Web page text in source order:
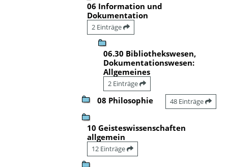
06 Information und
Dokumentation
2 Einträge
06.30 Bibliothekswesen,
Dokumentationswesen:
Allgemeines
2 Einträge
08 Philosophie 48 Einträge
10 Geisteswissenschaften
allgemein
12 Einträge